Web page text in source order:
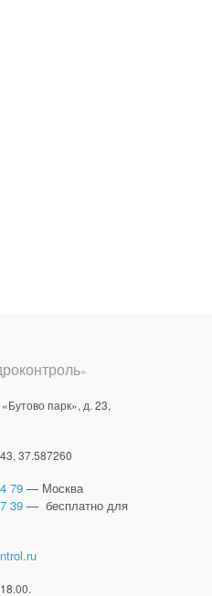
»
парк», д. 23,
37.587260
79 — Москва
39 — бесплатно для